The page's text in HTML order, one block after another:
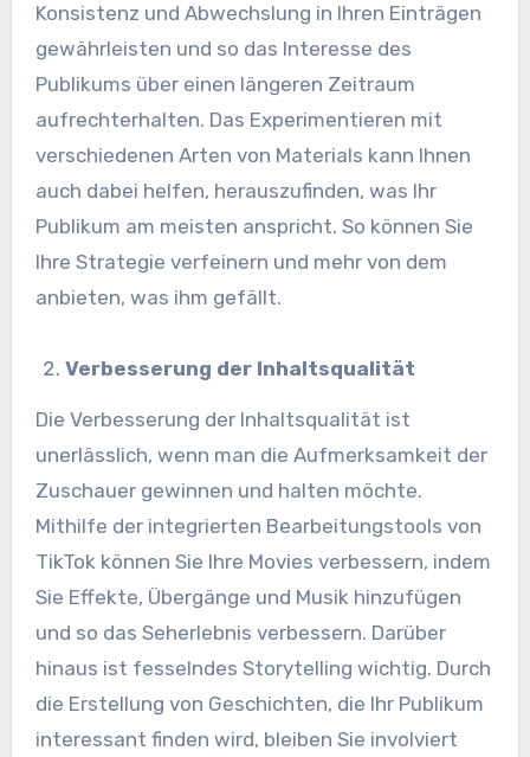
Konsistenz und Abwechslung in Ihren Einträgen
gewährleisten und so das Interesse des
Publikums über einen längeren Zeitraum
aufrechterhalten. Das Experimentieren mit
verschiedenen Arten von Materials kann Ihnen
auch dabei helfen, herauszufinden, was Ihr
Publikum am meisten anspricht. So können Sie
Ihre Strategie verfeinern und mehr von dem
anbieten, was ihm gefällt.
Verbesserung der Inhaltsqualität
Die Verbesserung der Inhaltsqualität ist
unerlässlich, wenn man die Aufmerksamkeit der
Zuschauer gewinnen und halten möchte.
Mithilfe der integrierten Bearbeitungstools von
TikTok können Sie Ihre Movies verbessern, indem
Sie Effekte, Übergänge und Musik hinzufügen
und so das Seherlebnis verbessern. Darüber
hinaus ist fesselndes Storytelling wichtig. Durch
die Erstellung von Geschichten, die Ihr Publikum
interessant finden wird, bleiben Sie involviert